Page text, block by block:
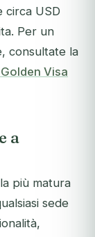
circa USD
Per un
consultate la
Visa
a
più matura
sede